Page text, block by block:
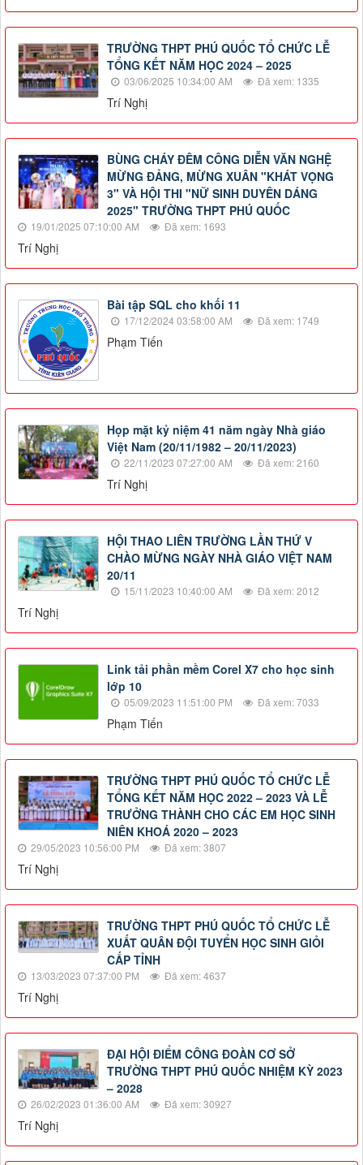
TRƯỜNG THPT PHÚ QUỐC TỔ CHỨC LỄ
TỔNG KẾT NĂM HỌC 2024 – 2025
03/06/2025 10:34:00 AM Đã xem: 1335
Trí Nghị
BÙNG CHÁY ĐÊM CÔNG DIỄN VĂN NGHỆ
MỪNG ĐẢNG, MỪNG XUÂN "KHÁT VỌNG
3" VÀ HỘI THI "NỮ SINH DUYÊN DÁNG
2025" TRƯỜNG THPT PHÚ QUỐC
19/01/2025 07:10:00 AM Đã xem: 1693
Trí Nghị
Bài tập SQL cho khối 11
17/12/2024 03:58:00 AM Đã xem: 1749
Phạm Tiến
Họp mặt kỷ niệm 41 năm ngày Nhà giáo
Việt Nam (20/11/1982 – 20/11/2023)
22/11/2023 07:27:00 AM Đã xem: 2160
Trí Nghị
HỘI THAO LIÊN TRƯỜNG LẦN THỨ V
CHÀO MỪNG NGÀY NHÀ GIÁO VIỆT NAM
20/11
15/11/2023 10:40:00 AM Đã xem: 2012
Trí Nghị
Link tải phần mềm Corel X7 cho học sinh
lớp 10
05/09/2023 11:51:00 PM Đã xem: 7033
Phạm Tiến
TRƯỜNG THPT PHÚ QUỐC TỔ CHỨC LỄ
TỔNG KẾT NĂM HỌC 2022 – 2023 VÀ LỄ
TRƯỞNG THÀNH CHO CÁC EM HỌC SINH
NIÊN KHOÁ 2020 – 2023
29/05/2023 10:56:00 PM Đã xem: 3807
Trí Nghị
TRƯỜNG THPT PHÚ QUỐC TỔ CHỨC LỄ
XUẤT QUÂN ĐỘI TUYỂN HỌC SINH GIỎI
CẤP TỈNH
13/03/2023 07:37:00 PM Đã xem: 4637
Trí Nghị
ĐẠI HỘI ĐIỂM CÔNG ĐOÀN CƠ SỞ
TRƯỜNG THPT PHÚ QUỐC NHIỆM KỲ 2023
– 2028
26/02/2023 01:36:00 AM Đã xem: 30927
Trí Nghị